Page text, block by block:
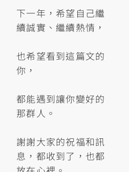
下一年，希望自己繼
續誠實、繼續熱情，
也希望看到這篇文的
你，
都能遇到讓你變好的
那群人。
謝謝大家的祝福和訊
息，都收到了，也都